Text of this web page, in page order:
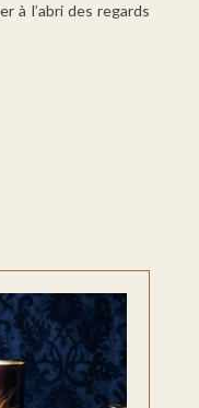
à l’abri des regards